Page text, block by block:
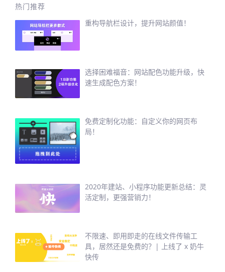
热门推荐
重构导航栏设计，提升网站颜值！
选择困难福音：网站配色功能升级，快
速生成配色方案！
免费定制化功能：自定义你的网页布
局！
2020年建站、小程序功能更新总结：灵
活定制，更强营销力！
不限速、即用即走的在线文件传输工
具，居然还是免费的？| 上线了 x 奶牛
快传